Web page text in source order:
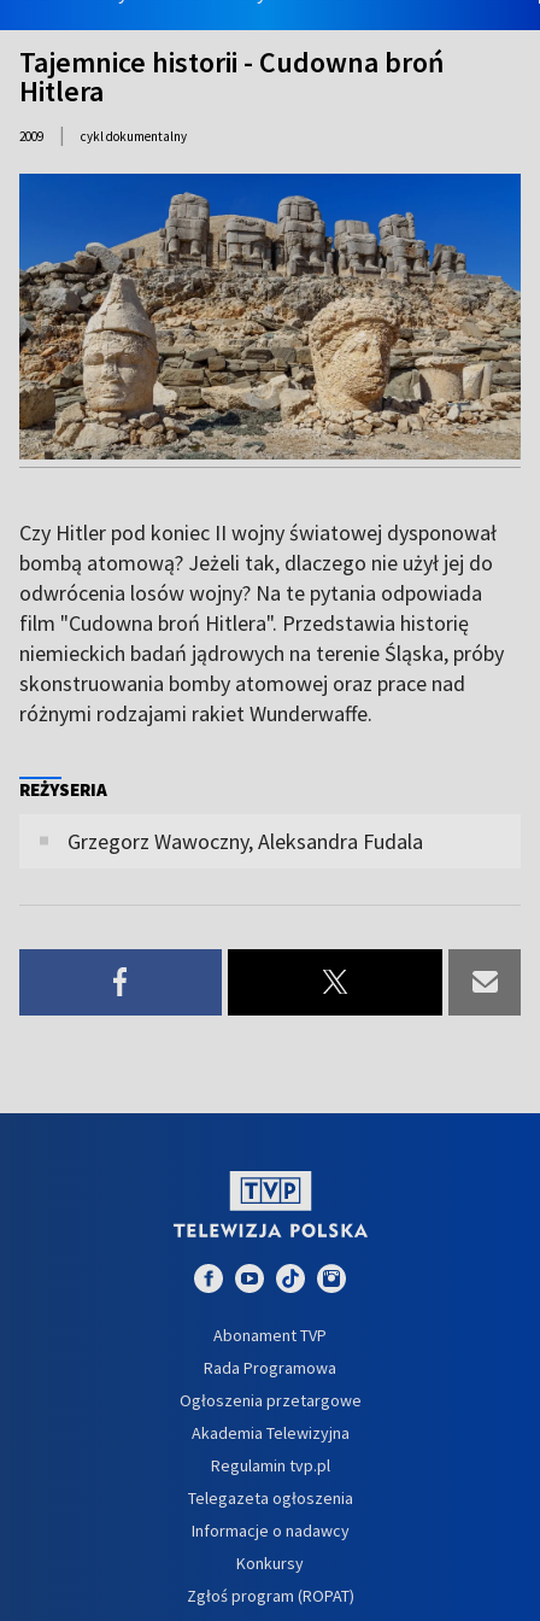
Tajemnice historii - Cudowna broń
Hitlera
2009 | cykl dokumentalny
Czy Hitler pod koniec II wojny światowej dysponował
bombą atomową? Jeżeli tak, dlaczego nie użył jej do
odwrócenia losów wojny? Na te pytania odpowiada
film "Cudowna broń Hitlera". Przedstawia historię
niemieckich badań jądrowych na terenie Śląska, próby
skonstruowania bomby atomowej oraz prace nad
różnymi rodzajami rakiet Wunderwaffe.
REŻYSERIA
Grzegorz Wawoczny, Aleksandra Fudala
Abonament TVP
Rada Programowa
Ogłoszenia przetargowe
Akademia Telewizyjna
Regulamin tvp.pl
Telegazeta ogłoszenia
Informacje o nadawcy
Konkursy
Zgłoś program (ROPAT)